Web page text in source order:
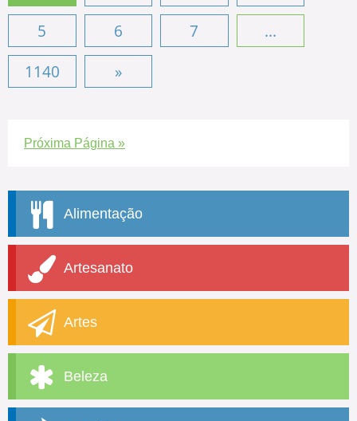
5
6 7
...
1140
»
Próxima Página »
Alimentação
Artesanato
Artes
Beleza